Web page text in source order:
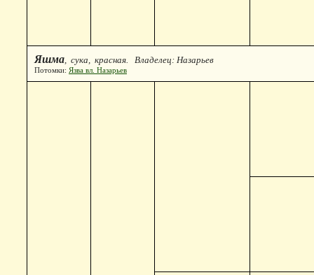
Яшма, сука, красная. Владелец: Назарьев
Потомки: Язва вл. Назарьев